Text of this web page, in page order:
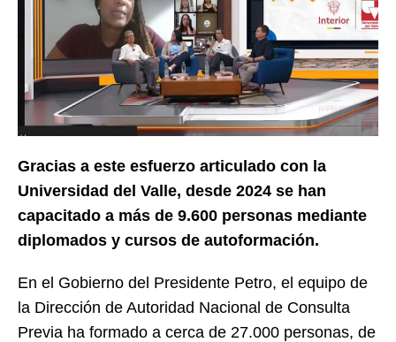
Gracias a este esfuerzo articulado con la
Universidad del Valle, desde 2024 se han
capacitado a más de 9.600 personas mediante
diplomados y cursos de autoformación.
En el Gobierno del Presidente Petro, el equipo de
la Dirección de Autoridad Nacional de Consulta
Previa ha formado a cerca de 27.000 personas, de